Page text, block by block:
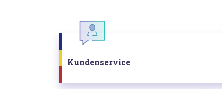
Kundenservice